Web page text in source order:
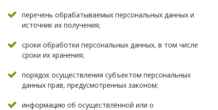
перечень обрабатываемых персональных данных и
источник их получения;
сроки обработки персональных данных, в том числе
сроки их хранения;
порядок осуществления субъектом персональных
данных прав, предусмотренных законом;
информацию об осуществлённой или о